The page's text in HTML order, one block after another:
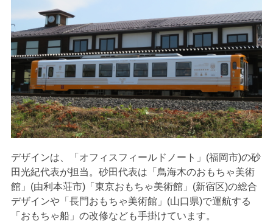
デザインは、「オフィスフィールドノート」(福岡市)の砂
田光紀代表が担当。砂田代表は「鳥海木のおもちゃ美術
館」(由利本荘市)「東京おもちゃ美術館」(新宿区)の総合
デザインや「長門おもちゃ美術館」(山口県)で運航する
「おもちゃ船」の改修なども手掛けています。